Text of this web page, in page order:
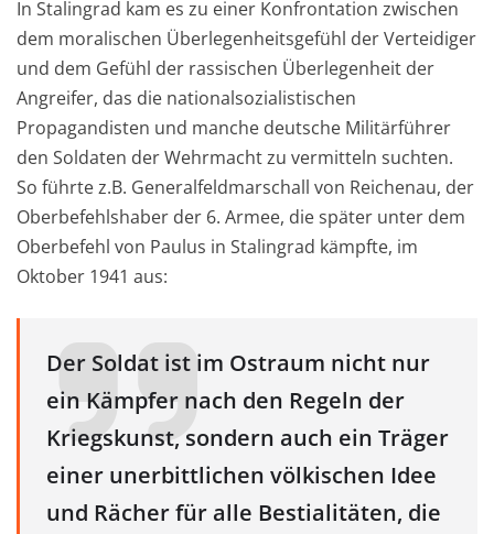
In Stalingrad kam es zu einer Konfrontation zwischen
dem moralischen Überlegenheitsgefühl der Verteidiger
und dem Gefühl der rassischen Überlegenheit der
Angreifer, das die nationalsozialistischen
Propagandisten und manche deutsche Militärführer
den Soldaten der Wehrmacht zu vermitteln suchten.
So führte z.B. Generalfeldmarschall von Reichenau, der
Oberbefehlshaber der 6. Armee, die später unter dem
Oberbefehl von Paulus in Stalingrad kämpfte, im
Oktober 1941 aus:
Der Soldat ist im Ostraum nicht nur
ein Kämpfer nach den Regeln der
Kriegskunst, sondern auch ein Träger
einer unerbittlichen völkischen Idee
und Rächer für alle Bestialitäten, die